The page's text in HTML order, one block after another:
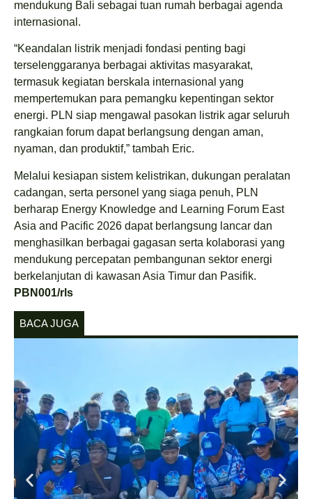
mendukung Bali sebagai tuan rumah berbagai agenda
internasional.
“Keandalan listrik menjadi fondasi penting bagi
terselenggaranya berbagai aktivitas masyarakat,
termasuk kegiatan berskala internasional yang
mempertemukan para pemangku kepentingan sektor
energi. PLN siap mengawal pasokan listrik agar seluruh
rangkaian forum dapat berlangsung dengan aman,
nyaman, dan produktif,” tambah Eric.
Melalui kesiapan sistem kelistrikan, dukungan peralatan
cadangan, serta personel yang siaga penuh, PLN
berharap Energy Knowledge and Learning Forum East
Asia and Pacific 2026 dapat berlangsung lancar dan
menghasilkan berbagai gagasan serta kolaborasi yang
mendukung percepatan pembangunan sektor energi
berkelanjutan di kawasan Asia Timur dan Pasifik.
PBN001/rls
BACA JUGA